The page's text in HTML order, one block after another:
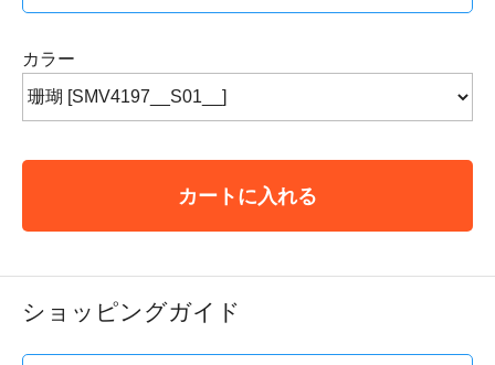
カラー
カートに入れる
ショッピングガイド